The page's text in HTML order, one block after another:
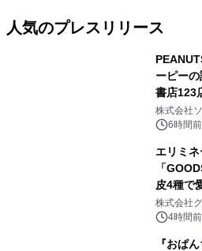
人気のプレスリリース
ーピー
書店123
株式会社
6時間前
エリミ
「
皮4種で
株式会社
4時間前
『おぱ